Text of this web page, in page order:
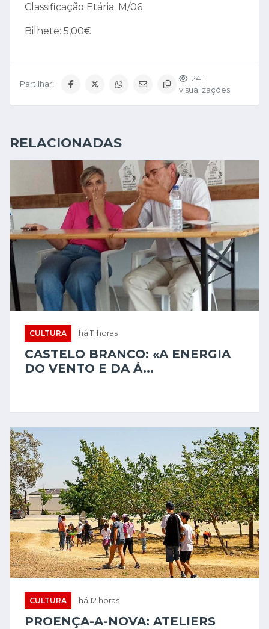
Classificação Etária: M/06
Bilhete: 5,00€
Partilhar:
241
visualizações
RELACIONADAS
CULTURA há 11 horas
CASTELO BRANCO: «A ENERGIA
DO VENTO E DA Á...
CULTURA há 12 horas
PROENÇA-A-NOVA: ATELIERS